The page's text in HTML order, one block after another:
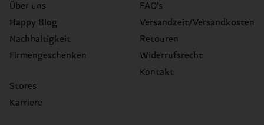
Über uns
Happy Blog
Nachhaltigkeit
Firmengeschenken
Stores
Karriere
FAQ's
Versandzeit/Versandkosten
Retouren
Widerrufsrecht
Kontakt